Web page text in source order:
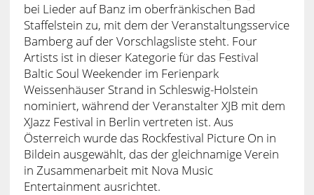
bei Lieder auf Banz im oberfränkischen Bad
Staffelstein zu, mit dem der Veranstaltungsservice
Bamberg auf der Vorschlagsliste steht. Four
Artists ist in dieser Kategorie für das Festival
Baltic Soul Weekender im Ferienpark
Weissenhäuser Strand in Schleswig-Holstein
nominiert, während der Veranstalter XJB mit dem
XJazz Festival in Berlin vertreten ist. Aus
Österreich wurde das Rockfestival Picture On in
Bildein ausgewählt, das der gleichnamige Verein
in Zusammenarbeit mit Nova Music
Entertainment ausrichtet.